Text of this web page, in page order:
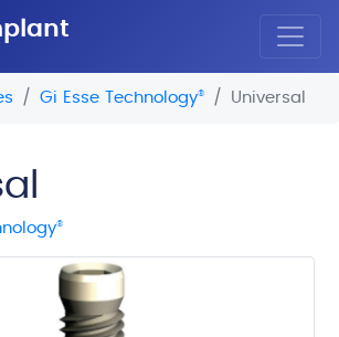
Gi Esse Technology® Universal
®